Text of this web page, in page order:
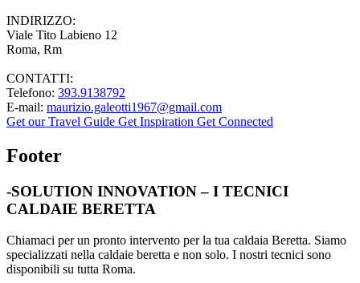
INDIRIZZO:
Viale Tito Labieno 12
Roma, Rm
CONTATTI:
Telefono: 393.9138792
E-mail: maurizio.galeotti1967@gmail.com
Get our Travel Guide Get Inspiration Get Connected
Footer
-SOLUTION INNOVATION – I TECNICI
CALDAIE BERETTA
Chiamaci per un pronto intervento per la tua caldaia Beretta. Siamo
specializzati nella caldaie beretta e non solo. I nostri tecnici sono
disponibili su tutta Roma.